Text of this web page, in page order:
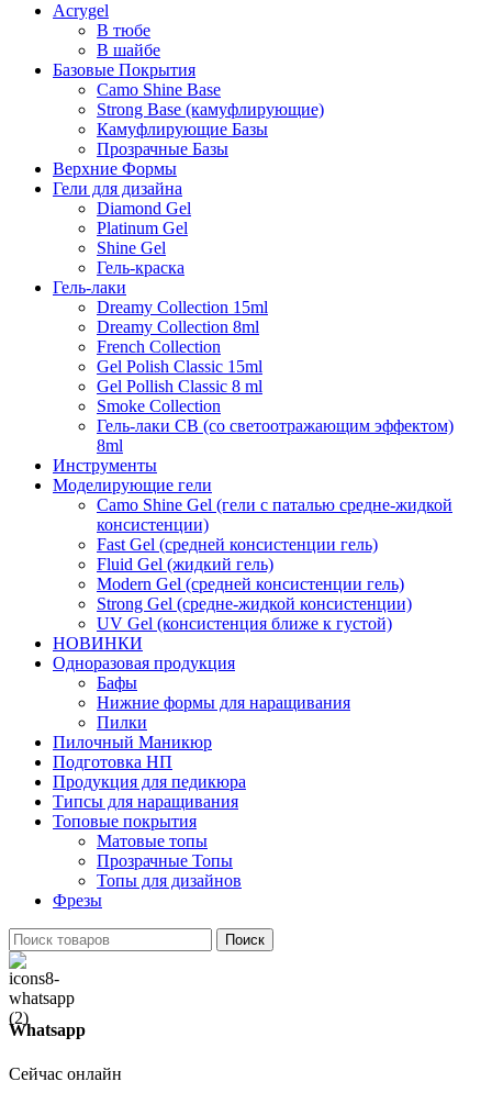
Acrygel
В тюбе
В шайбе
Базовые Покрытия
Camo Shine Base
Strong Base (камуфлирующие)
Камуфлирующие Базы
Прозрачные Базы
Верхние Формы
Гели для дизайна
Diamond Gel
Platinum Gel
Shine Gel
Гель-краска
Гель-лаки
Dreamy Collection 15ml
Dreamy Collection 8ml
French Collection
Gel Polish Classic 15ml
Gel Pollish Classic 8 ml
Smoke Collection
Гель-лаки СВ (со светоотражающим эффектом)
8ml
Инструменты
Моделирующие гели
Camo Shine Gel (гели с паталью средне-жидкой
консистенции)
Fast Gel (средней консистенции гель)
Fluid Gel (жидкий гель)
Modern Gel (средней консистенции гель)
Strong Gel (средне-жидкой консистенции)
UV Gel (консистенция ближе к густой)
НОВИНКИ
Одноразовая продукция
Бафы
Нижние формы для наращивания
Пилки
Пилочный Маникюр
Подготовка НП
Продукция для педикюра
Типсы для наращивания
Топовые покрытия
Матовые топы
Прозрачные Топы
Топы для дизайнов
Фрезы
Поиск
Whatsapp
Сейчас онлайн